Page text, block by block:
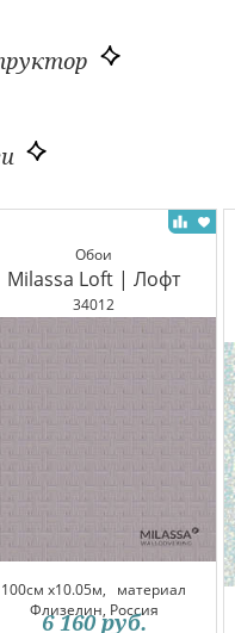
Обои
Milassa Loft | Лофт
34012
100см x10.05м, материал
Флизелин, Россия
6 160 руб.